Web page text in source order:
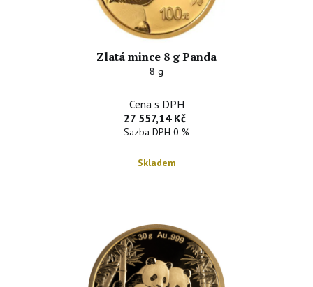
Zlatá mince 8 g Panda
8 g
Cena s DPH
27 557,14 Kč
Sazba DPH 0 %
Skladem